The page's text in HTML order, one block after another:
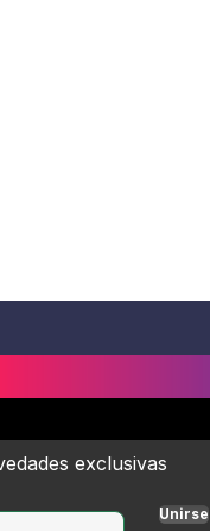
exclusivas
Unirse